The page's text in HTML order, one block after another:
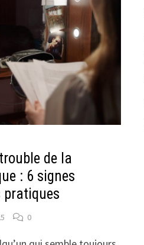
de la
: 6 signes
pratiques
0